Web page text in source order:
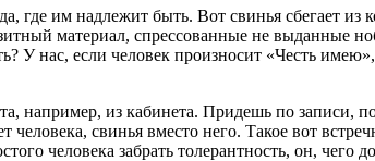
им надлежит быть. Вот свинья сбегает из
материал, спрессованные не выданные
У нас, если человек произносит «Честь
например, из кабинета. Придешь по
человека, свинья вместо него. Такое вот
человека забрать толерантность, он, чего